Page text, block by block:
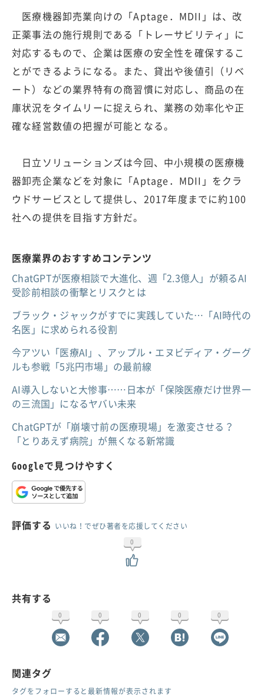
医療機器卸売業向けの「Aptage．MDII」は、改
正薬事法の施行規則である「トレーサビリティ」に
対応するもので、企業は医療の安全性を確保するこ
とができるようになる。また、貸出や後値引（リベ
ート）などの業界特有の商習慣に対応し、商品の在
庫状況をタイムリーに捉えられ、業務の効率化や正
確な経営数値の把握が可能となる。
日立ソリューションズは今回、中小規模の医療機
器卸売企業などを対象に「Aptage．MDII」をクラ
ウドサービスとして提供し、2017年度までに約100
社への提供を目指す方針だ。
医療業界のおすすめコンテンツ
ChatGPTが医療相談で大進化、週「2.3億人」が頼るAI
受診前相談の衝撃とリスクとは
ブラック・ジャックがすでに実践していた…「AI時代の
名医」に求められる役割
今アツい「医療AI」、アップル・エヌビディア・グーグ
ルも参戦「5兆円市場」の最前線
AI導入しないと大惨事……日本が「保険医療だけ世界一
の三流国」になるヤバい未来
ChatGPTが「崩壊寸前の医療現場」を激変させる？
「とりあえず病院」が無くなる新常識
Googleで見つけやすく
評価する いいね！でぜひ著者を応援してください
0
共有する
0 0 0 0 0
関連タグ
タグをフォローすると最新情報が表示されます